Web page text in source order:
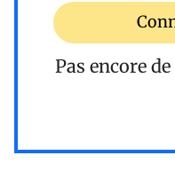
Pas encore